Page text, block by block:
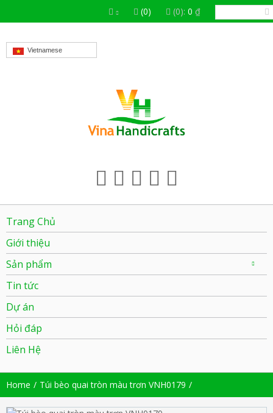
(0) (0): 0 ₫
Vietnamese
Trang Chủ
Giới thiệu
Sản phẩm
Tin tức
Dự án
Hỏi đáp
Liên Hệ
Home Túi bèo quai tròn màu trơn VNH0179